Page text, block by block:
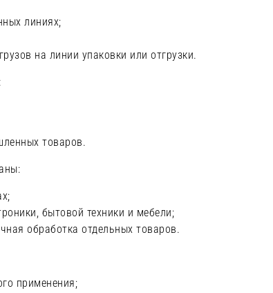
линиях;
на линии упаковки или отгрузки.
товаров.
бытовой техники и мебели;
обработка отдельных товаров.
применения;